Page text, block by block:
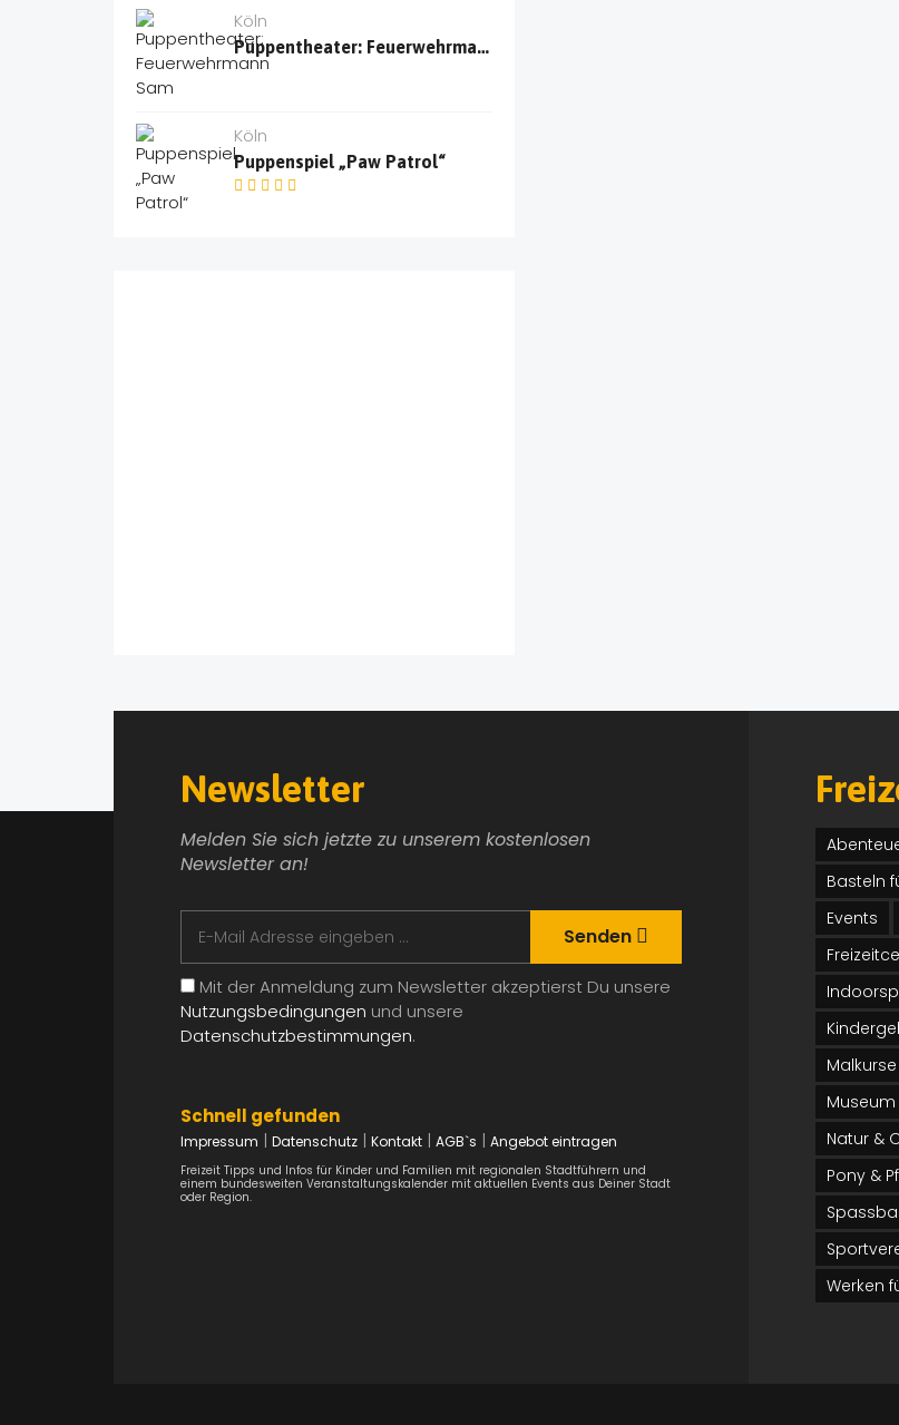
Köln
Puppentheater: Feuerwehrmann Sam
Köln
Puppenspiel „Paw Patrol“
Newsletter
Melden Sie sich jetzte zu unserem kostenlosen
Newsletter an!
Senden
Mit der Anmeldung zum Newsletter akzeptierst Du unsere
Nutzungsbedingungen und unsere
Datenschutzbestimmungen.
Schnell gefunden
Impressum | Datenschutz | Kontakt | AGB`s | Angebot eintragen
Freizeit Tipps und Infos für Kinder und Familien mit regionalen Stadtführern und
einem bundesweiten Veranstaltungskalender mit aktuellen Events aus Deiner Stadt
oder Region.
Basteln
Events
Museum
Natur &
Pony &
Werken